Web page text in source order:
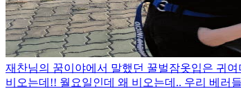
재찬님의 꿈이야에서 말했던 꿀벌잠옷입은 귀여
비오는데!! 월요일인데 왜 비오는데.. 우리 베러